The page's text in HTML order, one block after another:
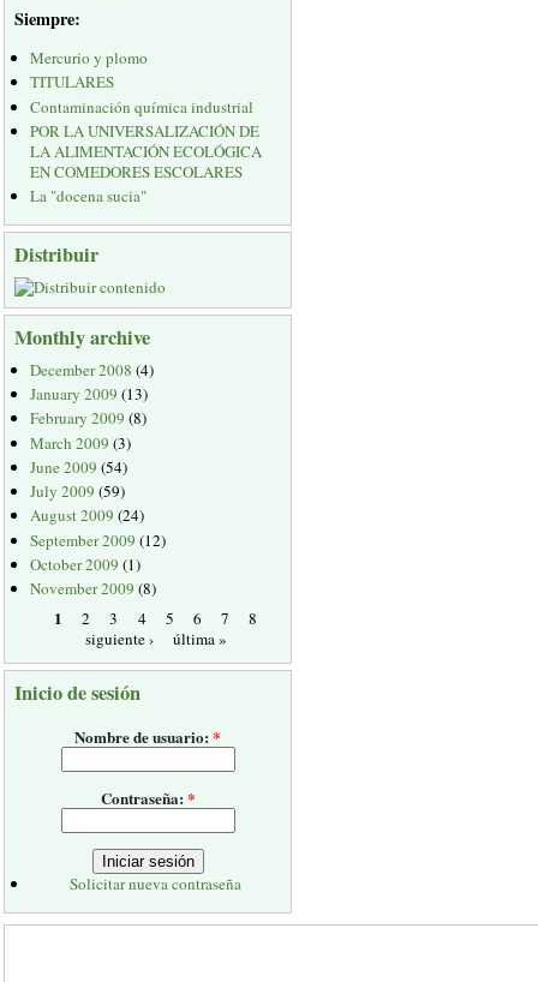
Siempre:
Mercurio y plomo
TITULARES
Contaminación química industrial
POR LA UNIVERSALIZACIÓN DE
LA ALIMENTACIÓN ECOLÓGICA
EN COMEDORES ESCOLARES
La "docena sucia"
Distribuir
Monthly archive
December 2008 (4)
January 2009 (13)
February 2009 (8)
March 2009 (3)
June 2009 (54)
July 2009 (59)
August 2009 (24)
September 2009 (12)
October 2009 (1)
November 2009 (8)
1 2 3 4 5 6 7
8
siguiente ›
última »
Inicio de sesión
Nombre de usuario:*
Contraseña:*
Solicitar nueva contraseña